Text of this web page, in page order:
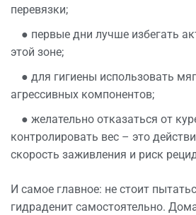
перевязки;
● первые дни лучше избегать
этой зоне;
● для гигиены использовать
агрессивных компонентов;
● желательно отказаться от
контролировать вес – это
скорость заживления и риск
И самое главное: не стоит
гидраденит самостоятельно.